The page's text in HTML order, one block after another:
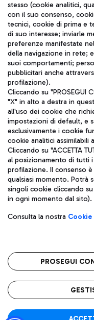
Fast Food
Pizza
Gelateria
Wine Bar & Sparkling
Treno
Raggiungi
tramite i servizi
Autobus
Scopri le linee di
Leonardo Da Vinci.
Raggiungi l’aeroporto
Ristoranti
Scopri la nostra offerta
Mappa Aeroporto
Aeroporti di Roma S.p.A.
coordinamento di
Codice fiscale e Registro
IVA 06572251004
Capitale sociale
Sede legale: Via Pier
telefono +39 06 65951
Privacy policy
stesso (cookie analitici,
con il suo consenso,
tecnici, cookie di prima e
di suo interesse; inviarle
preferenze manifestate
della navigazione in rete;
suoi comportamenti;
pubblicitari anche
profilazione).
Cliccando su "PROSEGUI
"X" in alto a destra in
all'uso dei cookie che
impostazioni di default, e
esclusivamente i cookie
cookie analitici assimilabili
Cliccando su "ACCETTA
al posizionamento di tutti
profilazione. Il consenso
qualsiasi momento. Potrà
singoli cookie cliccando su
in ogni momento dal sito).
Consulta la nostra Cookie
PROSEGUI